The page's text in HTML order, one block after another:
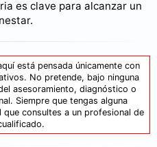
es clave para alcanzar un
está pensada únicamente con
No pretende, bajo ninguna
asesoramiento, diagnóstico o
Siempre que tengas alguna
consultes a un profesional de